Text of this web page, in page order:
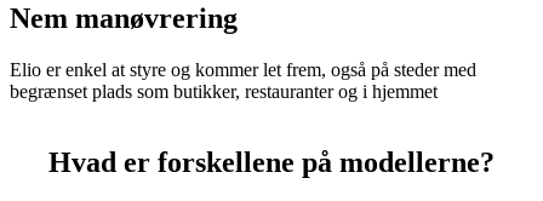
Nem manøvrering
Elio er enkel at styre og kommer let frem, også på steder med
begrænset plads som butikker, restauranter og i hjemmet
Hvad er forskellene på modellerne?